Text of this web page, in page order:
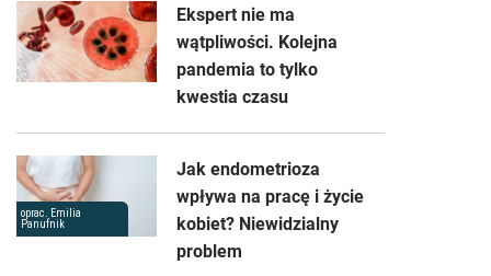
Ekspert nie ma
wątpliwości. Kolejna
pandemia to tylko
kwestia czasu
oprac. Emilia
Panufnik
Jak endometrioza
wpływa na pracę i życie
kobiet? Niewidzialny
problem